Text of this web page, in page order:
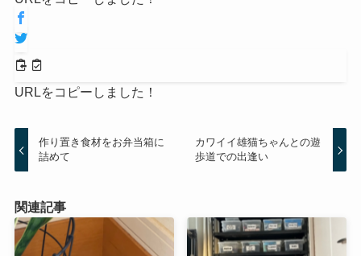
URLをコピーしました！
作り置き食材をお弁当箱に
詰めて
カワイイ雄猫ちゃんとの遊
歩道での出逢い
関連記事